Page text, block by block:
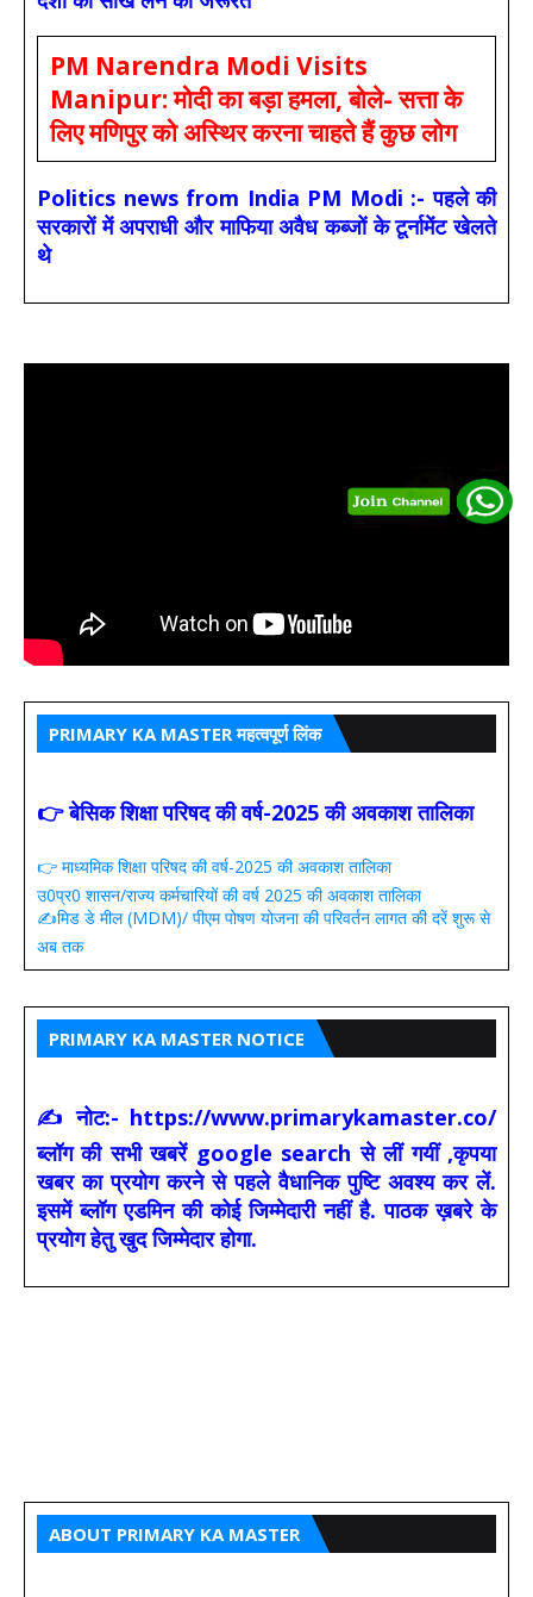
PM Narendra Modi Visits
Manipur: मोदी का बड़ा हमला, बोले- सत्ता के
लिए मणिपुर को अस्थिर करना चाहते हैं कुछ लोग
Politics news from India PM Modi :- पहले की
सरकारों में अपराधी और माफिया अवैध कब्जों के टूर्नामेंट खेलते
थे
PRIMARY KA MASTER महत्वपूर्ण लिंक
👉 बेसिक शिक्षा परिषद की वर्ष-2025 की अवकाश तालिका
👉 माध्यमिक शिक्षा परिषद की वर्ष-2025 की अवकाश तालिका
उ0प्र0 शासन/राज्य कर्मचारियों की वर्ष 2025 की अवकाश तालिका
✍️मिड डे मील (MDM)/ पीएम पोषण योजना की परिवर्तन लागत की दरें शुरू से
अब तक
PRIMARY KA MASTER NOTICE
✍ नोट:- https://www.primarykamaster.co/
ब्लॉग की सभी खबरें google search से लीं गयीं ,कृपया
खबर का प्रयोग करने से पहले वैधानिक पुष्टि अवश्य कर लें.
इसमें ब्लॉग एडमिन की कोई जिम्मेदारी नहीं है. पाठक ख़बरे के
प्रयोग हेतु खुद जिम्मेदार होगा.
ABOUT PRIMARY KA MASTER